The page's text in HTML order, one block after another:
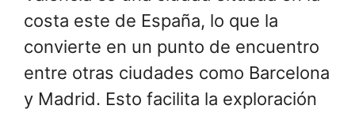
costa este de España, lo que la
convierte en un punto de encuentro
entre otras ciudades como Barcelona
y Madrid. Esto facilita la exploración